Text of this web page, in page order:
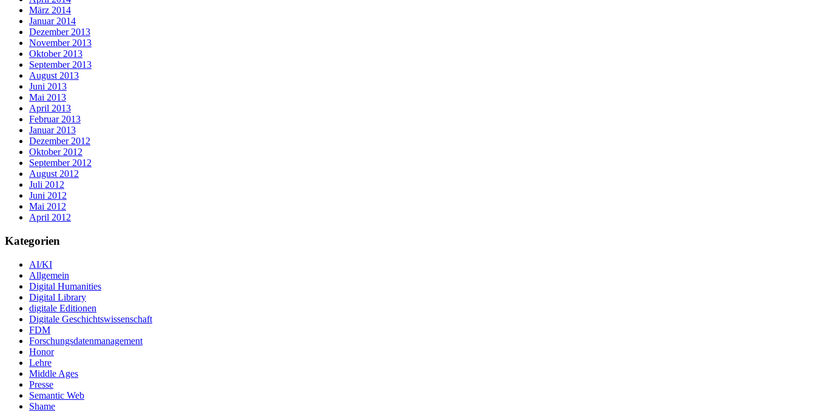
März 2014
Januar 2014
Dezember 2013
November 2013
Oktober 2013
September 2013
August 2013
Juni 2013
Mai 2013
April 2013
Februar 2013
Januar 2013
Dezember 2012
Oktober 2012
September 2012
August 2012
Juli 2012
Juni 2012
Mai 2012
April 2012
Kategorien
AI/KI
Allgemein
Digital Humanities
Digital Library
digitale Editionen
Digitale Geschichtswissenschaft
FDM
Forschungsdatenmanagement
Honor
Lehre
Middle Ages
Presse
Semantic Web
Shame